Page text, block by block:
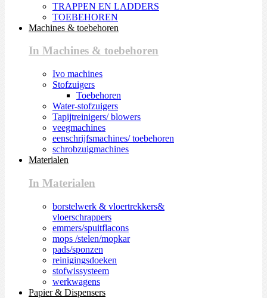
TRAPPEN EN LADDERS
TOEBEHOREN
Machines & toebehoren
In Machines & toebehoren
Ivo machines
Stofzuigers
Toebehoren
Water-stofzuigers
Tapijtreinigers/ blowers
veegmachines
eenschrijfsmachines/ toebehoren
schrobzuigmachines
Materialen
In Materialen
borstelwerk & vloertrekkers&
vloerschrappers
emmers/spuitflacons
mops /stelen/mopkar
pads/sponzen
reinigingsdoeken
stofwissysteem
werkwagens
Papier & Dispensers